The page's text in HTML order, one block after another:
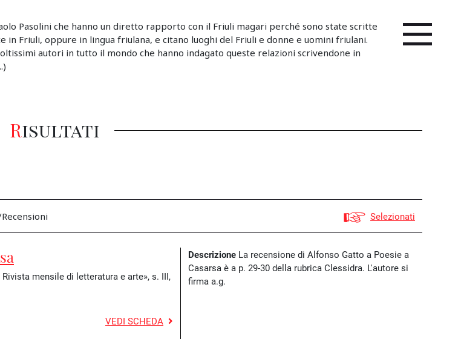
Pasolini che hanno un diretto rapporto con il Friuli magari perché sono state scritte
in Friuli, oppure in lingua friulana, e citano luoghi del Friuli e donne e uomini friulani.
autori in tutto il mondo che hanno indagato queste relazioni scrivendone in
Risultati
Selezionati
Rivista mensile di letteratura e arte», s. III,
VEDI SCHEDA
Descrizione La recensione di Alfonso Gatto a Poesie a
Casarsa è a p. 29-30 della rubrica Clessidra. L'autore si
firma a.g.